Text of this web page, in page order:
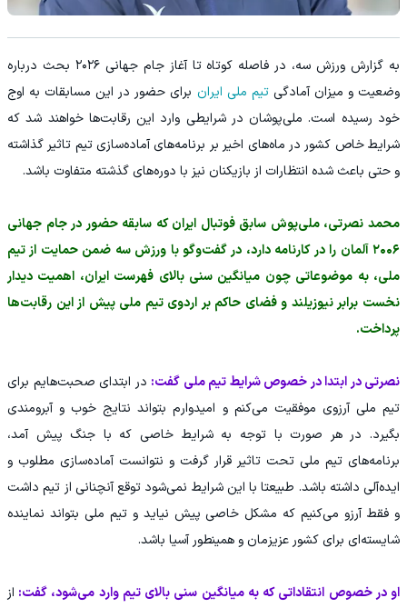
به گزارش ورزش سه، در فاصله کوتاه تا آغاز جام جهانی ۲۰۲۶ بحث درباره
وضعیت و میزان آمادگیتیم ملی ایران برای حضور در این مسابقات به اوج
خود رسیده است. ملی‌پوشان در شرایطی وارد این رقابت‌ها خواهند شد که
شرایط خاص کشور در ماه‌های اخیر بر برنامه‌های آماده‌سازی تیم تاثیر گذاشته
و حتی باعث شده انتظارات از بازیکنان نیز با دوره‌های گذشته متفاوت باشد.
محمد نصرتی، ملی‌پوش سابق فوتبال ایران که سابقه حضور در جام جهانی
۲۰۰۶ آلمان را در کارنامه دارد، در گفت‌وگو با ورزش سه ضمن حمایت از تیم
ملی، به موضوعاتی چون میانگین سنی بالای فهرست ایران، اهمیت دیدار
نخست برابر نیوزیلند و فضای حاکم بر اردوی تیم ملی پیش از این رقابت‌ها
پرداخت.
نصرتی در ابتدا در خصوص شرایط تیم ملی گفت: در ابتدای صحبت‌هایم برای
تیم ملی آرزوی موفقیت می‌کنم و امیدوارم بتواند نتایج خوب و آبرومندی
بگیرد. در هر صورت با توجه به شرایط خاصی که با جنگ پیش آمد،
برنامه‌های تیم ملی تحت تاثیر قرار گرفت و نتوانست آماده‌سازی مطلوب و
ایده‌آلی داشته باشد. طبیعتا با این شرایط نمی‌شود توقع آنچنانی از تیم داشت
و فقط آرزو می‌کنیم که مشکل خاصی پیش نیاید و تیم ملی بتواند نماینده
شایسته‌ای برای کشور عزیزمان و همینطور آسیا باشد.
او در خصوص انتقاداتی که به میانگین سنی بالای تیم وارد می‌شود، گفت: از